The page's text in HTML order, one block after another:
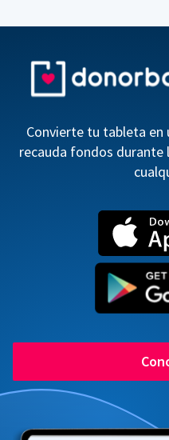
Convierte tu tableta en
recauda fondos durante